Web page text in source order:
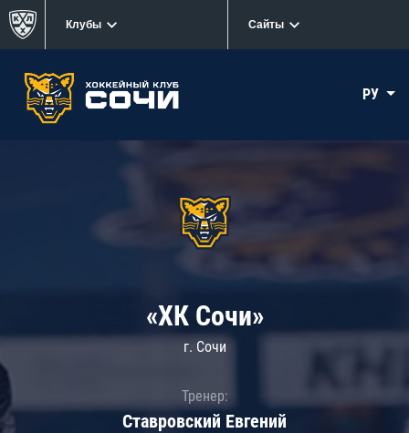
Клубы Сайты
РУ
«ХК Сочи»
г. Сочи
Тренер:
Ставровский Евгений